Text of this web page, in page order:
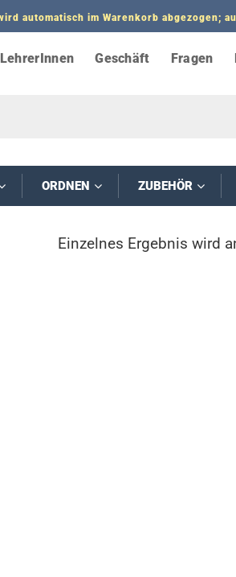
automatisch im Warenkorb abgezogen;
Geschäft Fragen
ORDNEN ZUBEHÖR
Einzelnes Ergebnis wird